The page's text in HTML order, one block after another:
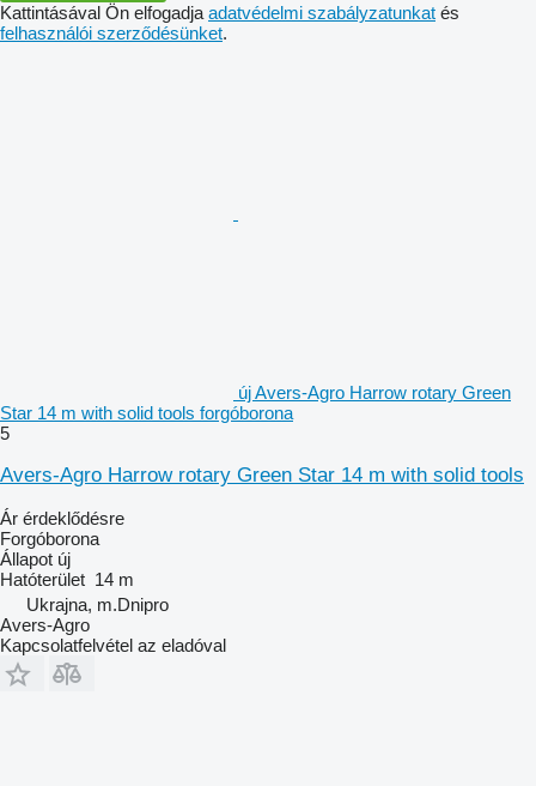
Kattintásával Ön elfogadja adatvédelmi szabályzatunkat és
felhasználói szerződésünket.
új Avers-Agro Harrow rotary Green
Star 14 m with solid tools forgóborona
5
Avers-Agro Harrow rotary Green Star 14 m with solid tools
Ár érdeklődésre
Forgóborona
Állapot új
Hatóterület 14 m
Ukrajna, m.Dnipro
Avers-Agro
Kapcsolatfelvétel az eladóval